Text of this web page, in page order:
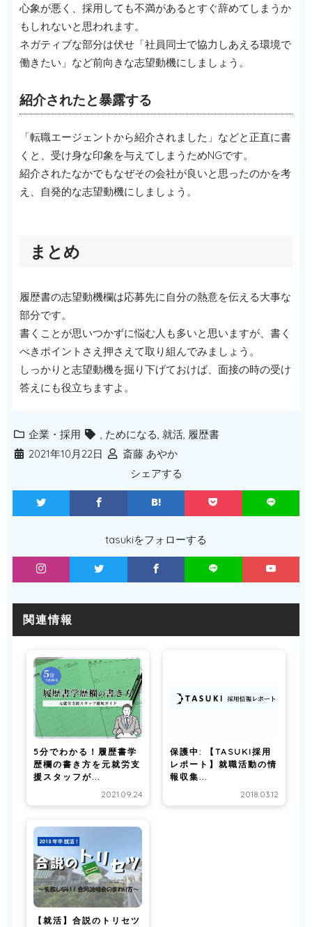
心象が悪く、採用しても不満があるとすぐ辞めてしまうか
もしれないと思われます。
ネガティブな部分は伏せ「社員同士で協力しあえる環境で
働きたい」など前向きな志望動機にしましょう。
紹介されたと暴露する
「転職エージェントから紹介されました」などと正直に書
くと、受け身な印象を与えてしまうためNGです。
紹介されたなかでもなぜその会社が良いと思ったのかを考
え、自発的な志望動機にしましょう。
まとめ
履歴書の志望動機欄は応募先に自分の熱意を伝える大事な
部分です。
書くことが思いつかずに悩む人も多いと思いますが、書く
べきポイントさえ押さえて取り組んでみましょう。
しっかりと志望動機を掘り下げておけば、面接の時の受け
答えにも役立ちますよ。
企業・採用 ためになる 就活, 履歴書
2021年10月22日
斎藤 あやか
シェアする
tasukiをフォローする
関連情報
5分でわかる！履歴書学
歴欄の書き方を元就労支
援スタッフが...
2021.09.24
保護中: 【TASUKI採用
レポート】就職活動の情
報収集...
2018.03.12
【就活】合説のトリセツ